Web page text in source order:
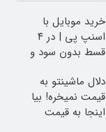
خرید موبایل با
اسنپ پی | در ۴
قسط بدون سود و
دلال ماشینتو به
قیمت نمیخره! بیا
اینجا به قیمت